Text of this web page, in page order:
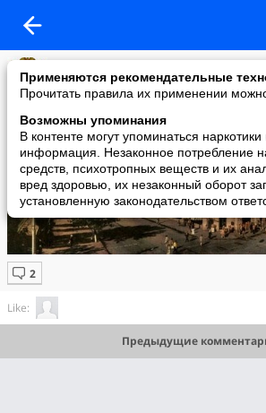
Применяются рекомендательные
Прочитать правила их применении
Возможны упоминания
В контенте могут упоминаться
информация. Незаконное потребление
средств, психотропных веществ и их
вред здоровью, их незаконный оборот
установленную законодательством
История Саратова
added a photo
27 Feb в 12:05
Like:
Предыдущие